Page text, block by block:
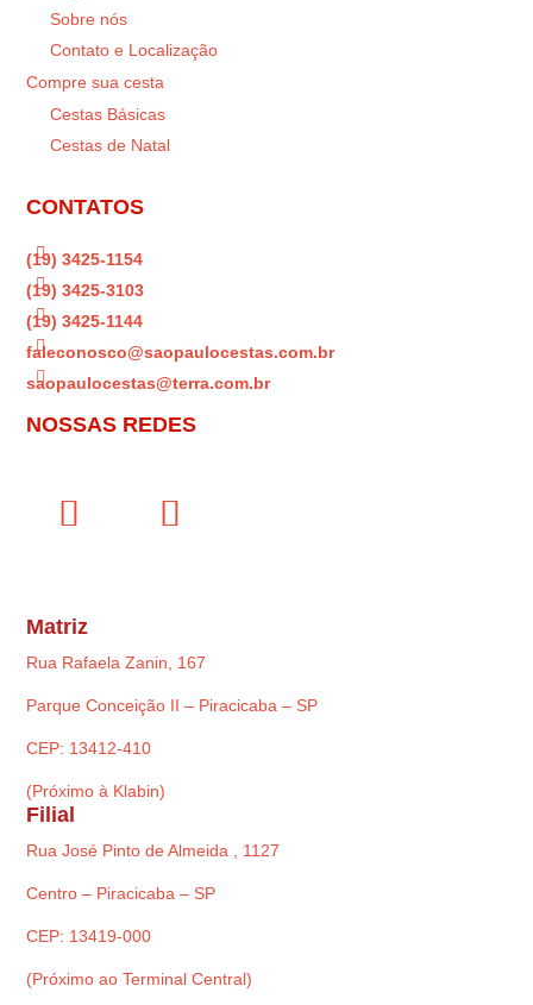
Sobre nós
Contato e Localização
Compre sua cesta
Cestas Básicas
Cestas de Natal
CONTATOS

(19) 3425-1154

(19) 3425-3103

(19) 3425-1144

faleconosco@saopaulocestas.com.br

saopaulocestas@terra.com.br
NOSSAS REDES
Matriz
Rua Rafaela Zanin, 167
Parque Conceição II – Piracicaba – SP
CEP: 13412-410
(Próximo à Klabin)
Filial
Rua José Pinto de Almeida , 1127
Centro – Piracicaba – SP
CEP: 13419-000
(Próximo ao Terminal Central)